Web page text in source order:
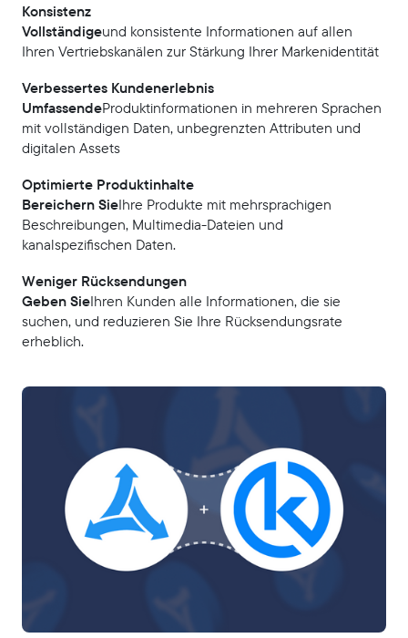
Konsistenz
‍Vollständigeund konsistente Informationen auf allen
Ihren Vertriebskanälen zur Stärkung Ihrer Markenidentität
Verbessertes Kundenerlebnis
‍UmfassendeProduktinformationen in mehreren Sprachen
mit vollständigen Daten, unbegrenzten Attributen und
digitalen Assets
Optimierte Produktinhalte
‍Bereichern SieIhre Produkte mit mehrsprachigen
Beschreibungen, Multimedia-Dateien und
kanalspezifischen Daten.
Weniger Rücksendungen
‍Geben SieIhren Kunden alle Informationen, die sie
suchen, und reduzieren Sie Ihre Rücksendungsrate
erheblich.